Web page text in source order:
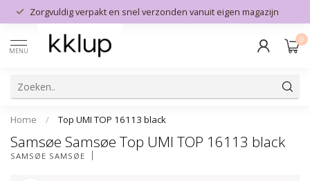
Zorgvuldig verpakt en snel verzonden vanuit eigen magazijn
MENU
0
Home / Top UMI TOP 16113 black
Samsøe Samsøe Top UMI TOP 16113 black
SAMSØE SAMSØE